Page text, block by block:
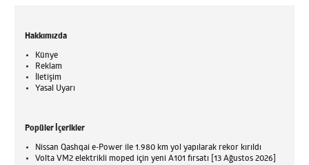
Hakkımızda
Künye
Reklam
İletişim
Yasal Uyarı
Popüler İçerikler
Nissan Qashqai e-Power ile 1.980 km yol yapılarak rekor kırıldı
Volta VM2 elektrikli moped için yeni A101 fırsatı [13 Ağustos 2026]